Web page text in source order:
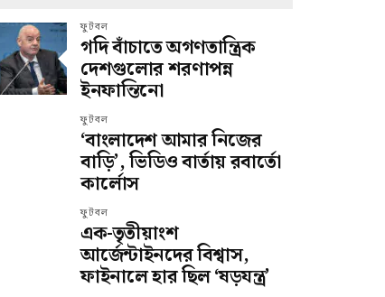
ফুটবল
গদি বাঁচাতে অগণতান্ত্রিক
দেশগুলোর শরণাপন্ন
ইনফান্তিনো
ফুটবল
‘বাংলাদেশ আমার নিজের
বাড়ি’, ভিডিও বার্তায় রবার্তো
কার্লোস
ফুটবল
এক-তৃতীয়াংশ
আর্জেন্টাইনদের বিশ্বাস,
ফাইনালে হার ছিল ‘ষড়যন্ত্র’